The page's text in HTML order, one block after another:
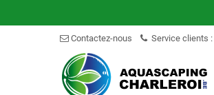
Contactez-nous Service clients :